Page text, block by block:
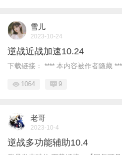
雪儿
2023-10-24
逆战近战加速10.24
下载链接： **** 本内容被作者隐藏
1064 9
老哥
2023-10-4
逆战多功能辅助10.4